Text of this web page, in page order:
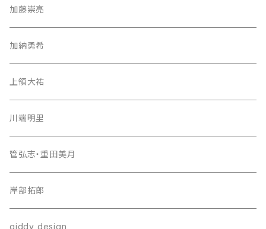
加藤崇亮
加納勇希
上領大祐
川端明里
管弘志・重田美月
岸部拓郎
giddy design